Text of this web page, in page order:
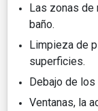
Las zonas de
baño.
Limpieza de
superficies.
Debajo de
Ventanas, la